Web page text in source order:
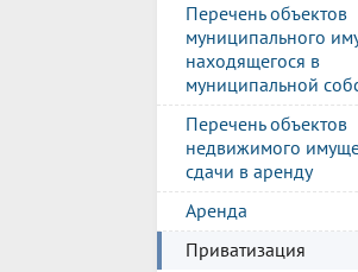
Перечень объектов
муниципального
находящегося в
муниципальной
Перечень объектов
недвижимого
сдачи в аренду
Аренда
Приватизация